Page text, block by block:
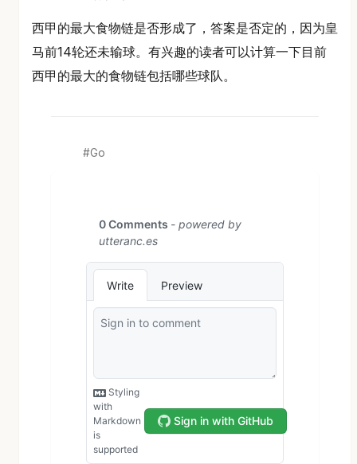
西甲的最大食物链是否形成了，答案是否定的，因为皇
马前14轮还未输球。有兴趣的读者可以计算一下目前
西甲的最大的食物链包括哪些球队。
Go